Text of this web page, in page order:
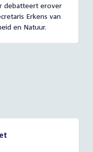
debatteert erover
Erkens van
en Natuur.